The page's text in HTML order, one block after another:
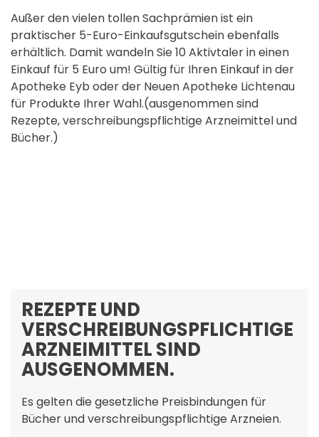
Außer den vielen tollen Sachprämien ist ein
praktischer 5-Euro-Einkaufsgutschein ebenfalls
erhältlich. Damit wandeln Sie 10 Aktivtaler in einen
Einkauf für 5 Euro um! Gültig für Ihren Einkauf in der
Apotheke Eyb oder der Neuen Apotheke Lichtenau
für Produkte Ihrer Wahl.(ausgenommen sind
Rezepte, verschreibungspflichtige Arzneimittel und
Bücher.)
REZEPTE UND
VERSCHREIBUNGSPFLICHTIGE
ARZNEIMITTEL SIND
AUSGENOMMEN.
Es gelten die gesetzliche Preisbindungen für
Bücher und verschreibungspflichtige Arzneien.